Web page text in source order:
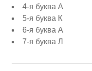
4-я буква А
5-я буква К
6-я буква А
7-я буква Л